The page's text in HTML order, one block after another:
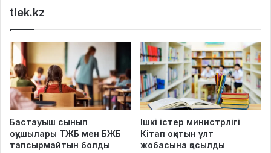
tiek.kz
Бастауыш сынып
оқушылары ТЖБ мен БЖБ
тапсырмайтын болды
Ішкі істер министрлігі
Кітап оқитын ұлт
жобасына қосылды